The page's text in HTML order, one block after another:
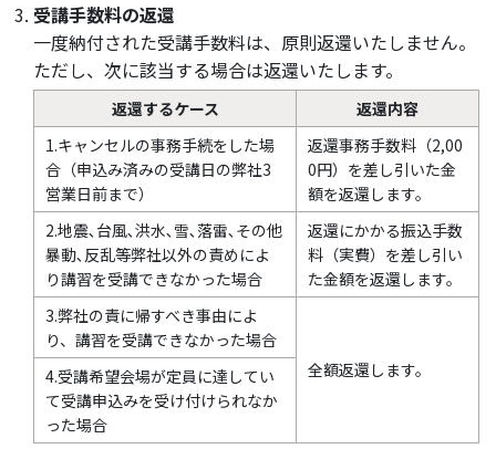
受講手数料の返還
一度納付された受講手数料は、原則返還いたしません。
ただし、次に該当する場合は返還いたします。
返還するケース
返還内容
1.キャンセルの事務手続をした場
合（申込み済みの受講日の弊社3
営業日前まで）
返還事務手数料（2,00
0円）を差し引いた金
額を返還します。
2.地震､台風､洪水､雪､落雷､その他
暴動､反乱等弊社以外の責めによ
り講習を受講できなかった場合
返還にかかる振込手数
料（実費）を差し引い
た金額を返還します。
3.弊社の責に帰すべき事由によ
り、講習を受講できなかった場合
全額返還します。
4.受講希望会場が定員に達してい
て受講申込みを受け付けられなか
った場合